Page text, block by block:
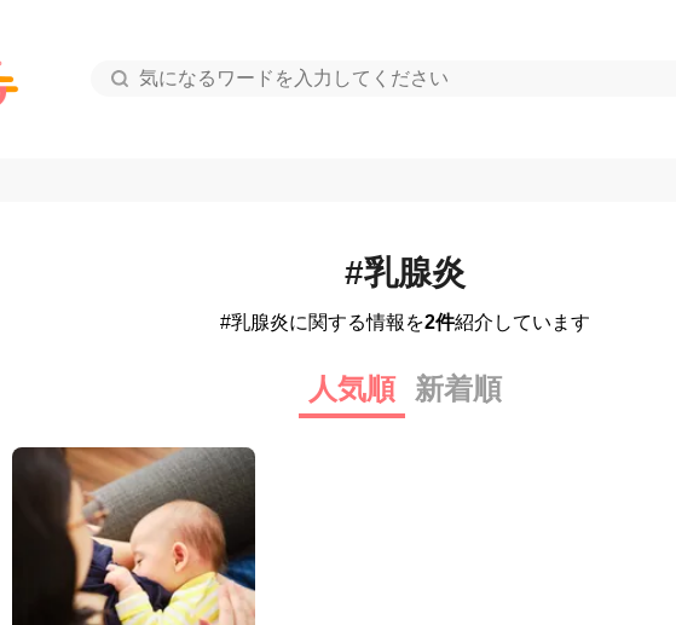
#乳腺炎
#乳腺炎に関する情報を2件紹介しています
人気順 新着順